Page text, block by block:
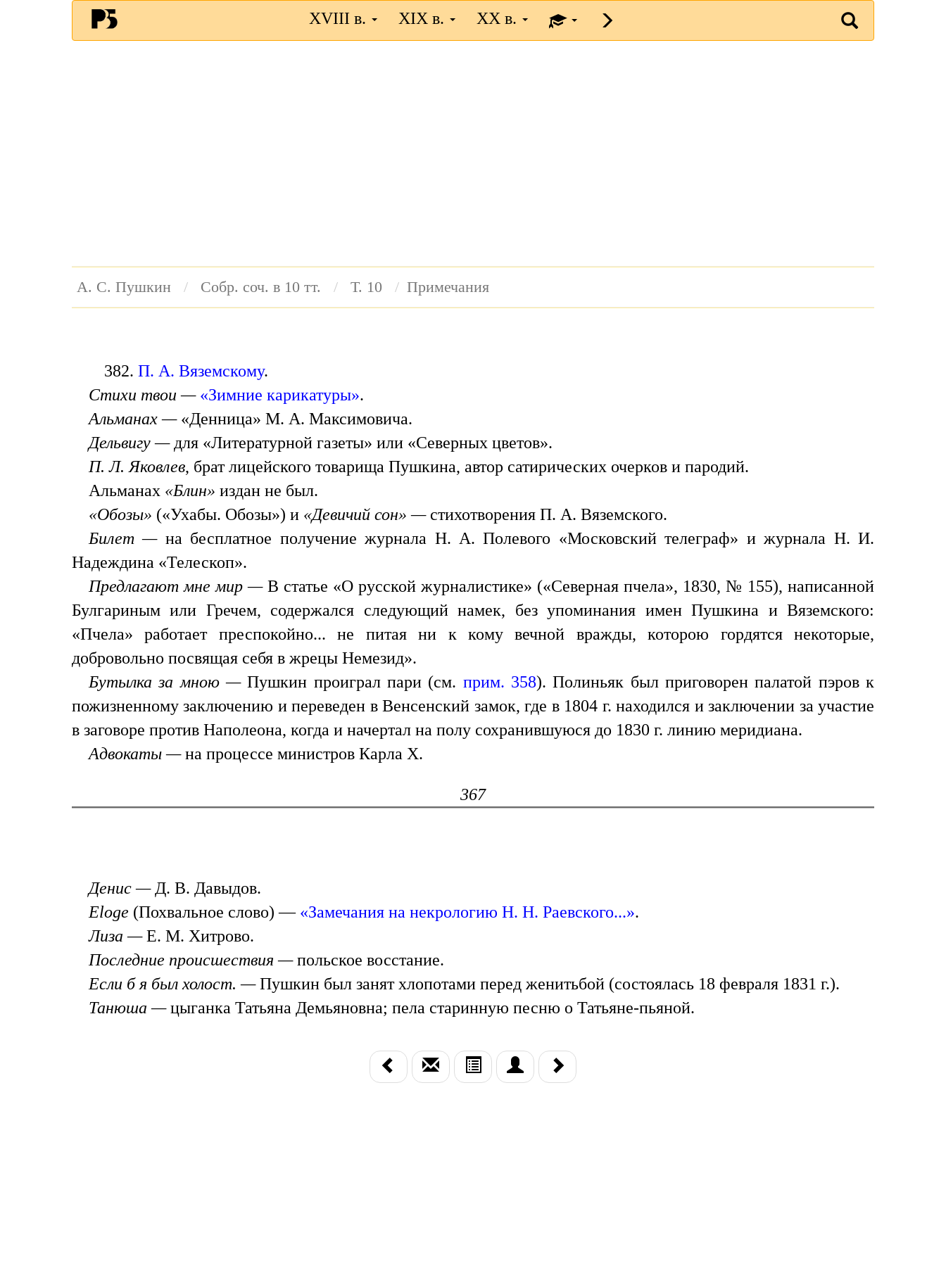
XVIII в. XIX в. XX в.
А. С. Пушкин Собр. соч. в 10 тт. Т. 10 Примечания
382. П. А. Вяземскому.
Стихи твои — «Зимние карикатуры».
Альманах — «Денница» М. А. Максимовича.
Дельвигу — для «Литературной газеты» или «Северных цветов».
П. Л. Яковлев, брат лицейского товарища Пушкина, автор сатирических очерков и пародий.
Альманах «Блин» издан не был.
«Обозы» («Ухабы. Обозы») и «Девичий сон» — стихотворения П. А. Вяземского.
Билет — на бесплатное получение журнала Н. А. Полевого «Московский телеграф» и журнала Н. И.
Надеждина «Телескоп».
Предлагают мне мир — В статье «О русской журналистике» («Северная пчела», 1830, № 155), написанной
Булгариным или Гречем, содержался следующий намек, без упоминания имен Пушкина и Вяземского:
«Пчела» работает преспокойно... не питая ни к кому вечной вражды, которою гордятся некоторые,
добровольно посвящая себя в жрецы Немезид».
Бутылка зa мною —Пушкин проиграл пари (см. прим. 358). Полиньяк был приговорен палатой пэров к
пожизненному заключению и переведен в Венсенский замок, где в 1804 г. находился и заключении за участие
в заговоре против Наполеона, когда и начертал на полу сохранившуюся до 1830 г. линию меридиана.
Адвокаты —на процессе министров Карла X.
367
Денис — Д. В. Давыдов.
Eloge (Похвальное слово) — «Замечания на некрологию Н. Н. Раевского...».
Лиза —Е. М. Хитрово.
Последние происшествия —польское восстание.
Если б я был холост. —Пушкин был занят хлопотами перед женитьбой (состоялась 18 февраля 1831 г.).
Танюша —цыганка Татьяна Демьяновна; пела старинную песню о Татьяне-пьяной.